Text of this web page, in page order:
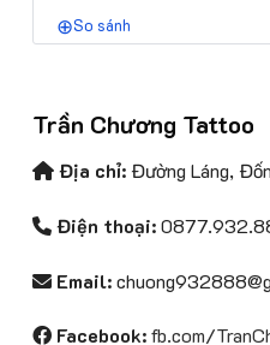
So sánh
Trần Chương Tattoo
Địa chỉ: Đường Láng,
Điện thoại:
Email:
Facebook:fb.com/